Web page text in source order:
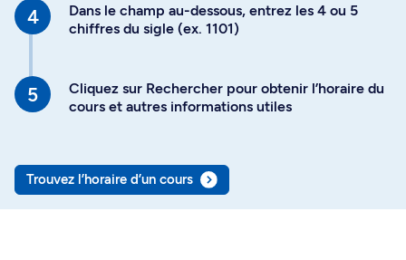
Dans le champ au-dessous, entrez les 4 ou 5
chiffres du sigle (ex. 1101)
Cliquez sur Rechercher pour obtenir l’horaire du
cours et autres informations utiles
Trouvez l’horaire d’un cours